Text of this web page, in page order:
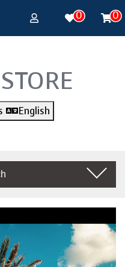
0 0
English